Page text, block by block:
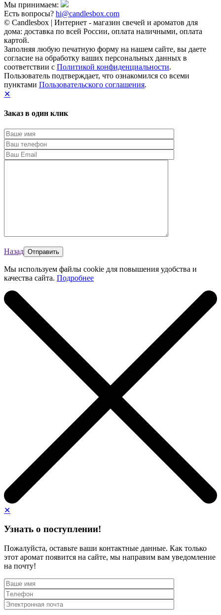
Мы принимаем:
Есть вопросы? hi@candlesbox.com
© Candlesbox | Интернет - магазин свечей и ароматов для
дома: доставка по всей России, оплата наличными, оплата
картой.
Заполняя любую печатную форму на нашем сайте, вы даете
согласие на обработку ваших персональных данных в
соответствии с Политикой конфиденциальности.
Пользователь подтверждает, что ознакомился со всеми
пунктами Пользовательского соглашения.
✕
Заказ в один клик
Назад
Мы используем файлы cookie для повышения удобства и
качества сайта. Подробнее
✕
Узнать о поступлении!
Пожалуйста, оставьте ваши контактные данные. Как только
этот аромат появится на сайте, мы направим вам уведомление
на почту!